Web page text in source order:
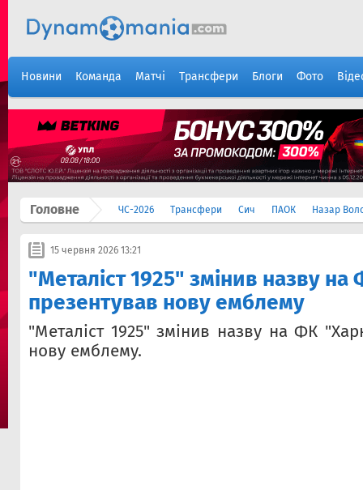
Новини Команда Матчі Трансфери Блоги Фото
Головне ЧС-2026 Трансфери Сич ПАОК Назар
15 червня 2026 13:21
"Металіст 1925" змінив назву на
презентував нову емблему
"Металіст 1925" змінив назву на ФК
нову емблему.